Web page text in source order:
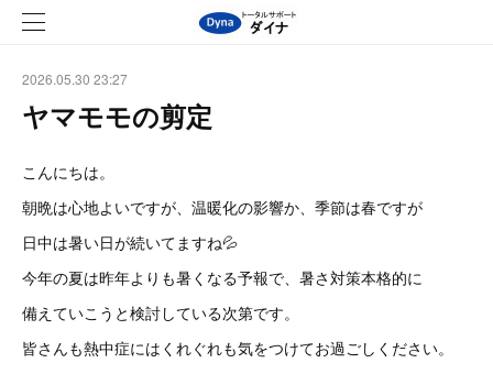
2026.05.30 23:27
ヤマモモの剪定
こんにちは。
朝晩は心地よいですが、温暖化の影響か、季節は春ですが
日中は暑い日が続いてますね💦
今年の夏は昨年よりも暑くなる予報で、暑さ対策本格的に
備えていこうと検討している次第です。
皆さんも熱中症にはくれぐれも気をつけてお過ごしください。